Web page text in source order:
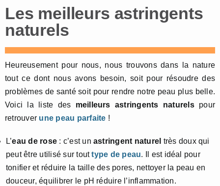
Les meilleurs astringents
naturels
Heureusement pour nous, nous trouvons dans la nature
tout ce dont nous avons besoin, soit pour résoudre des
problèmes de santé soit pour rendre notre peau plus belle.
Voici la liste des meilleurs astringents naturelspour
retrouver une peau parfaite !
L’eau de rose : c’est unastringent naturel très doux qui
peut être utilisé sur touttype de peau. Il est idéal pour
tonifier et réduire la taille des pores, nettoyer la peau en
douceur, équilibrer le pH réduire l’inflammation.